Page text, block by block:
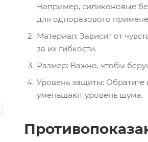
Например, силиконовые
для одноразового
Материал: Зависит от
за их гибкости.
Размер: Важно, чтобы
Уровень защиты: Обратите
уменьшают уровень шума.